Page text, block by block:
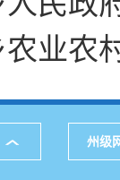
业农
州级